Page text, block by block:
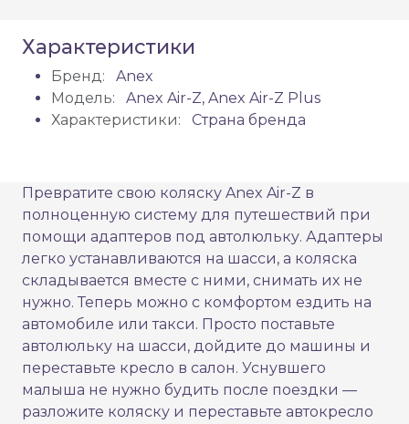
Характеристики
Бренд:
Anex
Модель:
Anex Air-Z, Anex Air-Z Plus
Характеристики:
Страна бренда
Превратите свою коляску Anex Air-Z в
полноценную систему для путешествий при
помощи адаптеров под автолюльку. Адаптеры
легко устанавливаются на шасси, а коляска
складывается вместе с ними, снимать их не
нужно. Теперь можно с комфортом ездить на
автомобиле или такси. Просто поставьте
автолюльку на шасси, дойдите до машины и
переставьте кресло в салон. Уснувшего
малыша не нужно будить после поездки —
разложите коляску и переставьте автокресло